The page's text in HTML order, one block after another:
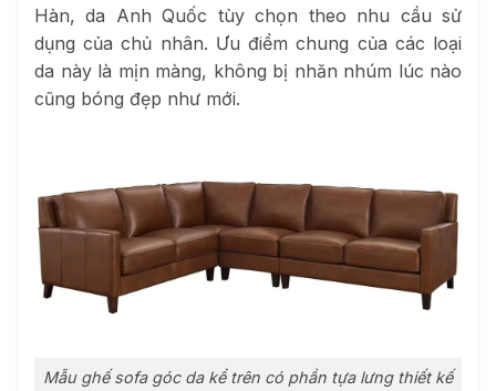
Hàn, da Anh Quốc tùy chọn theo nhu cầu sử
dụng của chủ nhân. Ưu điểm chung của các loại
da này là mịn màng, không bị nhăn nhúm lúc nào
cũng bóng đẹp như mới.
Mẫu ghế sofa góc da kể trên có phần tựa lưng thiết kế